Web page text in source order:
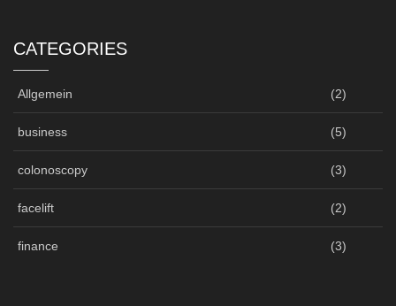
CATEGORIES
Allgemein (2)
business (5)
colonoscopy (3)
facelift (2)
finance (3)